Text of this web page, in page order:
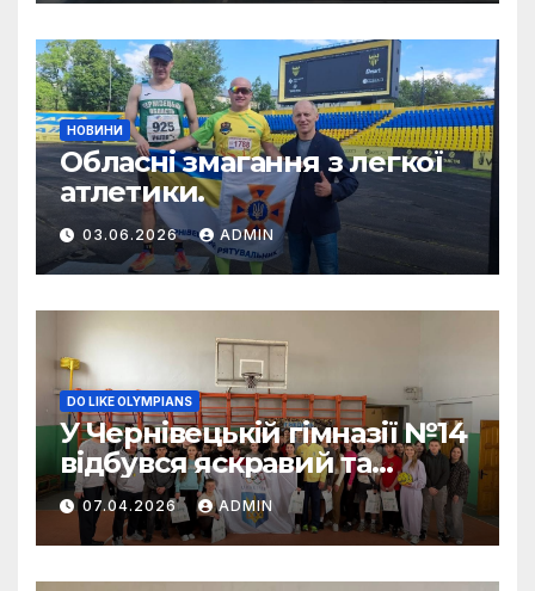
НОВИНИ
Обласні змагання з легкої
атлетики.
03.06.2026 ADMIN
DO LIKE OLYMPIANS
У Чернівецькій гімназії №14
відбувся яскравий та
енергійний захід
07.04.2026 ADMIN